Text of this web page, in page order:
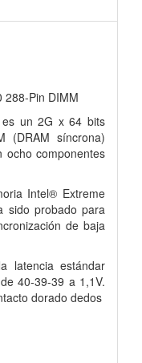
288-Pin DIMM
es un 2G x 64 bits
(DRAM síncrona)
ocho componentes
Intel® Extreme
sido probado para
de baja
latencia estándar
de 40-39-39 a 1,1V.
dorado dedos